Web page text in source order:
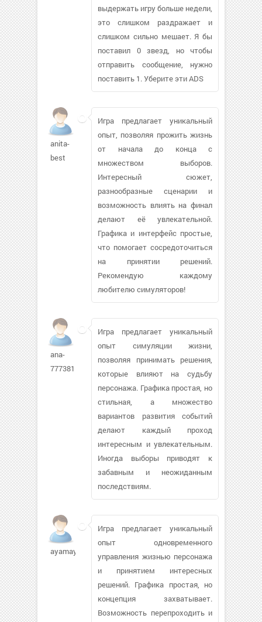
выдержать игру больше недели,
это слишком раздражает и
слишком сильно мешает. Я бы
поставил 0 звезд, но чтобы
отправить сообщение, нужно
поставить 1. Уберите эти ADS
anita-
best
Игра предлагает уникальный
опыт, позволяя прожить жизнь
от начала до конца с
множеством выборов.
Интересный сюжет,
разнообразные сценарии и
возможность влиять на финал
делают её увлекательной.
Графика и интерфейс простые,
что помогает сосредоточиться
на принятии решений.
Рекомендую каждому
любителю симуляторов!
ana-
777381
Игра предлагает уникальный
опыт симуляции жизни,
позволяя принимать решения,
которые влияют на судьбу
персонажа. Графика простая, но
стильная, а множество
вариантов развития событий
делают каждый проход
интересным и увлекательным.
Иногда выборы приводят к
забавным и неожиданным
последствиям.
ayamaya13971
Игра предлагает уникальный
опыт одновременного
управления жизнью персонажа
и принятием интересных
решений. Графика простая, но
концепция захватывает.
Возможность перепроходить и